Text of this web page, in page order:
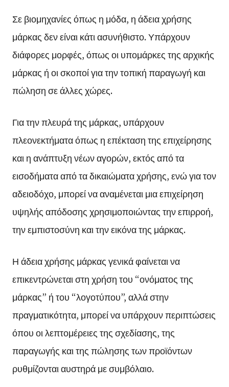
Σε βιομηχανίες όπως η μόδα, η άδεια χρήσης
μάρκας δεν είναι κάτι ασυνήθιστο. Υπάρχουν
διάφορες μορφές, όπως οι υπομάρκες της αρχικής
μάρκας ή οι σκοποί για την τοπική παραγωγή και
πώληση σε άλλες χώρες.
Για την πλευρά της μάρκας, υπάρχουν
πλεονεκτήματα όπως η επέκταση της επιχείρησης
και η ανάπτυξη νέων αγορών, εκτός από τα
εισοδήματα από τα δικαιώματα χρήσης, ενώ για τον
αδειοδόχο, μπορεί να αναμένεται μια επιχείρηση
υψηλής απόδοσης χρησιμοποιώντας την επιρροή,
την εμπιστοσύνη και την εικόνα της μάρκας.
Η άδεια χρήσης μάρκας γενικά φαίνεται να
επικεντρώνεται στη χρήση του “ονόματος της
μάρκας” ή του “λογοτύπου”, αλλά στην
πραγματικότητα, μπορεί να υπάρχουν περιπτώσεις
όπου οι λεπτομέρειες της σχεδίασης, της
παραγωγής και της πώλησης των προϊόντων
ρυθμίζονται αυστηρά με συμβόλαιο.